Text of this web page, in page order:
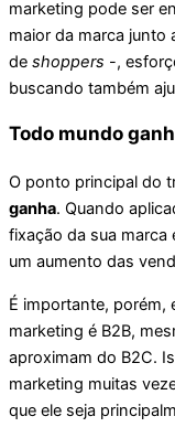
marketing pode ser
maior da marca junto
de shoppers -,
buscando também
Todo mundo
O ponto principal do
ganha. Quando
fixação da sua marca
um aumento das
É importante, porém,
marketing é B2B,
aproximam do B2C.
marketing muitas
que ele seja